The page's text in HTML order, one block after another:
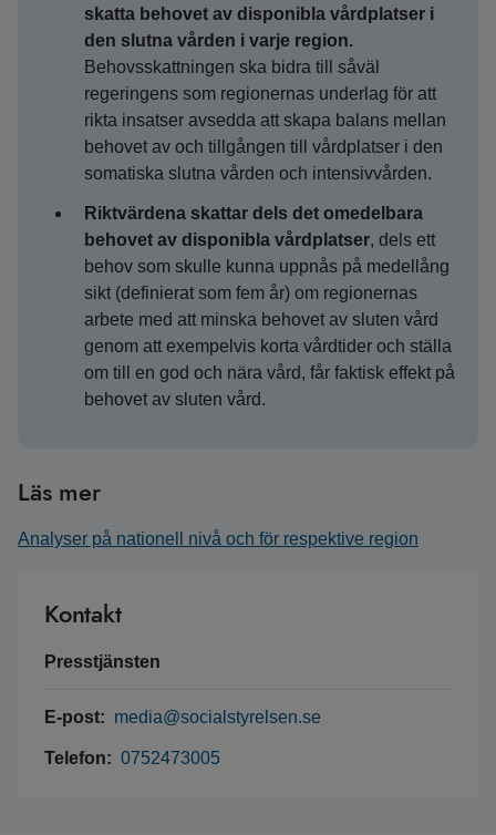
skatta behovet av disponibla vårdplatser i
den slutna vården i varje region.
Behovsskattningen ska bidra till såväl
regeringens som regionernas underlag för att
rikta insatser avsedda att skapa balans mellan
behovet av och tillgången till vårdplatser i den
somatiska slutna vården och intensivvården.
Riktvärdena skattar dels det omedelbara
behovet av disponibla vårdplatser, dels ett
behov som skulle kunna uppnås på medellång
sikt (definierat som fem år) om regionernas
arbete med att minska behovet av sluten vård
genom att exempelvis korta vårdtider och ställa
om till en god och nära vård, får faktisk effekt på
behovet av sluten vård.
Läs mer
Analyser på nationell nivå och för respektive region
Kontakt
Presstjänsten
E-post: media@socialstyrelsen.se
Telefon: 0752473005